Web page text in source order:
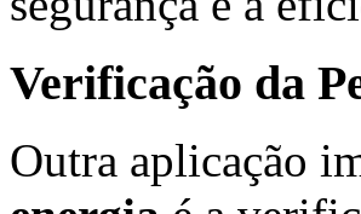
Verificação da
Outra aplicação